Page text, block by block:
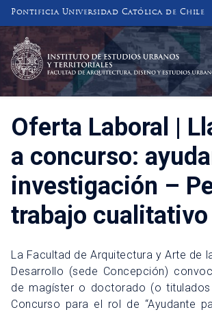
Pontificia Universidad Católica de Chile
INSTITUTO DE ESTUDIOS
Y TERRITORIALES
FACULTAD DE ARQUITECTURA, DISEÑO Y
Oferta Laboral |
a concurso:
investigación –
trabajo cualitativo
La Facultad de Arquitectura y Arte de
Desarrollo (sede Concepción)
de magíster o doctorado (o
Concurso para el rol de “Ayudante